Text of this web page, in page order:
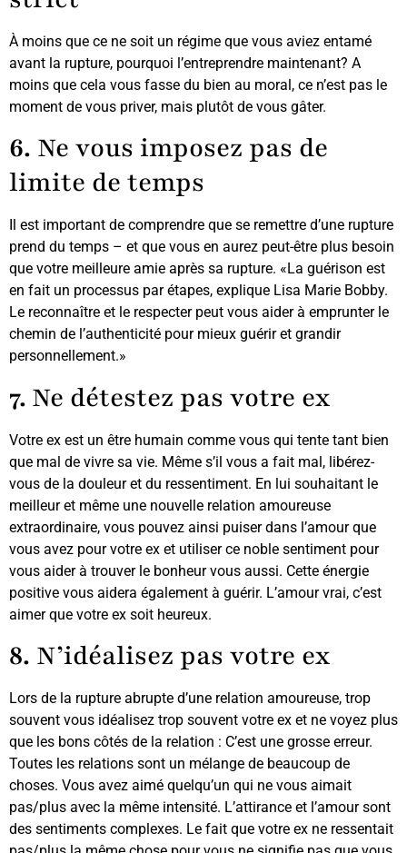
À moins que ce ne soit un régime que vous aviez entamé
avant la rupture, pourquoi l’entreprendre maintenant? A
moins que cela vous fasse du bien au moral, ce n’est pas le
moment de vous priver, mais plutôt de vous gâter.
6. Ne vous imposez pas de
limite de temps
Il est important de comprendre que se remettre d’une rupture
prend du temps – et que vous en aurez peut-être plus besoin
que votre meilleure amie après sa rupture. «La guérison est
en fait un processus par étapes, explique Lisa Marie Bobby.
Le reconnaître et le respecter peut vous aider à emprunter le
chemin de l’authenticité pour mieux guérir et grandir
personnellement.»
7. Ne détestez pas votre ex
Votre ex est un être humain comme vous qui tente tant bien
que mal de vivre sa vie. Même s’il vous a fait mal, libérez-
vous de la douleur et du ressentiment. En lui souhaitant le
meilleur et même une nouvelle relation amoureuse
extraordinaire, vous pouvez ainsi puiser dans l’amour que
vous avez pour votre ex et utiliser ce noble sentiment pour
vous aider à trouver le bonheur vous aussi. Cette énergie
positive vous aidera également à guérir. L’amour vrai, c’est
aimer que votre ex soit heureux.
8. N’idéalisez pas votre ex
Lors de la rupture abrupte d’une relation amoureuse, trop
souvent vous idéalisez trop souvent votre ex et ne voyez plus
que les bons côtés de la relation : C’est une grosse erreur.
Toutes les relations sont un mélange de beaucoup de
choses. Vous avez aimé quelqu’un qui ne vous aimait
pas/plus avec la même intensité. L’attirance et l’amour sont
des sentiments complexes. Le fait que votre ex ne ressentait